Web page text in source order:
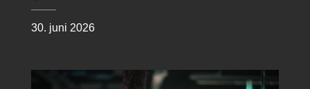
30. juni 2026